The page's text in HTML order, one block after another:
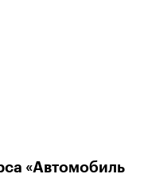
«Автомобиль